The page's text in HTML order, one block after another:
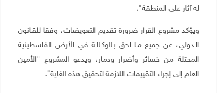
له آثار على المنطقة".
ويؤكد مشروع القرار ضرورة تقديم التعويضات، وفقا للقـانون
الـدولي، عن جميع مـا لحق بـالوكـالـة في الأرض الفلسطينية
المحتلة من خسائر وأضرار ودمار، ويدعو المشروع "الأمين
العام إلى إجراء التقييمات اللازمة لتحقيق هذه الغاية".